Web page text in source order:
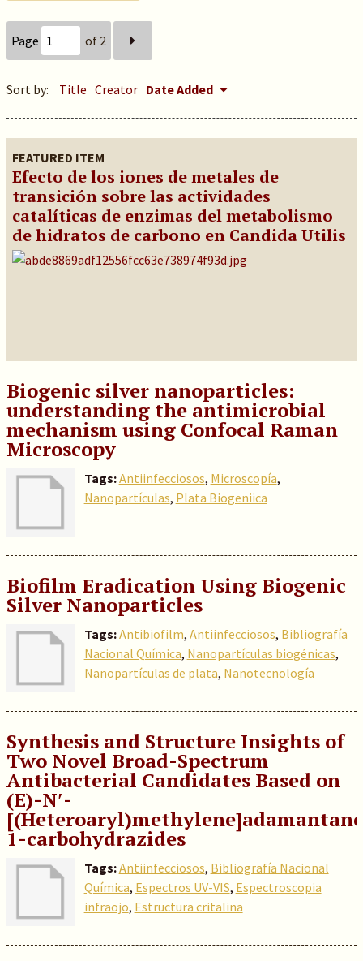
Page of 2
Sort by: Title Creator Date Added
FEATURED ITEM
Efecto de los iones de metales de
transición sobre las actividades
catalíticas de enzimas del metabolismo
de hidratos de carbono en Candida Utilis
Biogenic silver nanoparticles:
understanding the antimicrobial
mechanism using Confocal Raman
Microscopy
Tags:Antiinfecciosos, Microscopía,
Nanopartículas, Plata Biogeniica
Biofilm Eradication Using Biogenic
Silver Nanoparticles
Tags:Antibiofilm, Antiinfecciosos, Bibliografía
Nacional Química, Nanopartículas biogénicas,
Nanopartículas de plata, Nanotecnología
Synthesis and Structure Insights of
Two Novel Broad-Spectrum
Antibacterial Candidates Based on
(E)-N′-
1-carbohydrazides
Tags:Antiinfecciosos, Bibliografía Nacional
Química, Espectros UV-VIS, Espectroscopia
infraojo, Estructura critalina